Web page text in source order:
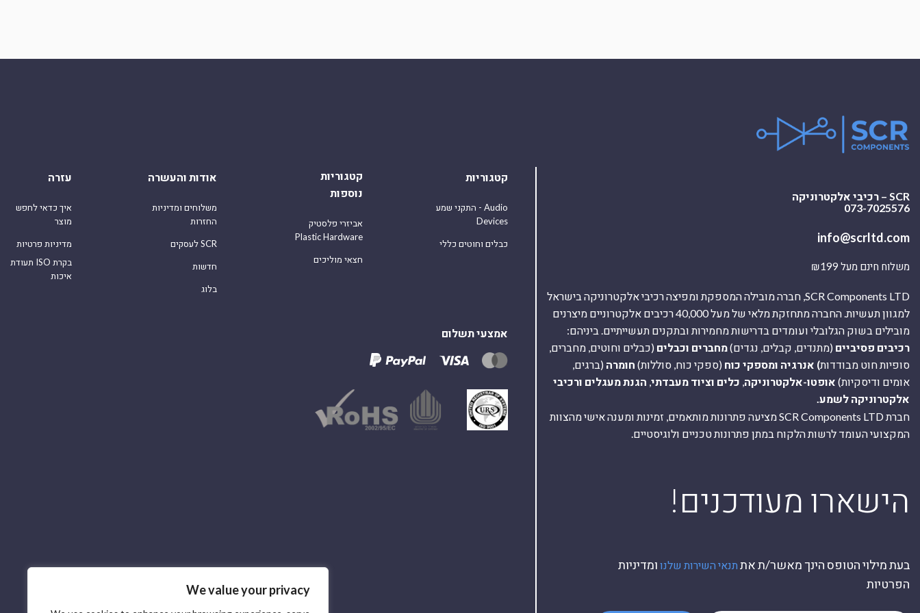
We value your privacy
SCR – רכיבי אלקטרוניקה
073-7025576
info@scrltd.com
משלוח חינם מעל ₪199
SCR Components LTD, חברה מובילה המספקת ומפיצה רכיבי אלקטרוניקה בישראל
למגוון תעשיות. החברה מתחזקת מלאי של מעל 40,000 רכיבים אלקטרוניים מיצרנים
מובילים בשוק הגלובלי ועומדים בדרישות מחמירות ובתקנים תעשייתיים. ביניהם:
רכיבים פסיביים (מתנדים, קבלים, נגדים)מחברים וכבלים (כבלים וחוטים, מחברים,
סופיות חוט מבודדות) אנרגיה ומספקי כוח (ספקי כוח, סוללות) חומרה (ברגים,
אומים ודיסקיות) אופטו-אלקטרוניקה כלים וציוד מעבדתי הגנת מעגלים ורכיבי
אלקטרוניקה לשמע.
חברת SCR Components LTD מציעה פתרונות מותאמים, זמינות ומענה אישי מהצוות
המקצועי העומד לרשות הלקוח במתן פתרונות טכניים ולוגיסטיים.
!הישארו מעודכנים
בעת מילוי הטופס הינך מאשר/ת את תנאי השירות שלנו ומדיניות
הפרטיות
קטגוריות
התקני שמע - Audio
Devices
כבלים וחוטים כללי
קטגוריות
נוספות
אביזרי פלסטיק
Plastic Hardware
חצאי מוליכים
אודות והעשרה
משלוחים ומדיניות
החזרות
לעסקים SCR
חדשות
בלוג
עזרה
איך כדאי לחפש
מוצר
מדיניות פרטיות
תעודת ISO בקרת
איכות
אמצעי תשלום